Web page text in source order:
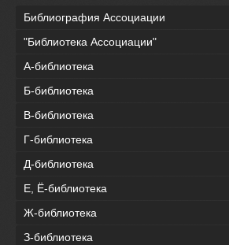
Библиография Ассоциации
"Библиотека Ассоциации"
А-библиотека
Б-библиотека
В-библиотека
Г-библиотека
Д-библиотека
Е, Ё-библиотека
Ж-библиотека
З-библиотека